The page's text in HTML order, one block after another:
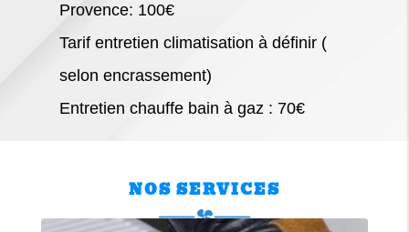
Provence: 100€
Tarif entretien climatisation à définir (
selon encrassement)
Entretien chauffe bain à gaz : 70€
NOS SERVICES